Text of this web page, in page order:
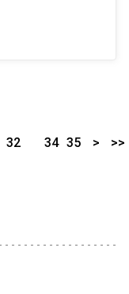
32
34 35 > >>